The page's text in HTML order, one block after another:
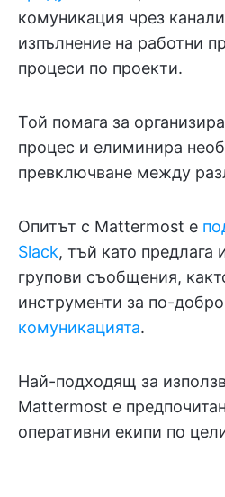
комуникация чрез
изпълнение на работни
процеси по проекти.
Той помага за
процес и елиминира
превключване между
Опитът с Mattermost е
Slack, тъй като предлага
групови съобщения,
инструменти за по-добро
комуникацията.
Най-подходящ за
Mattermost е
оперативни екипи по